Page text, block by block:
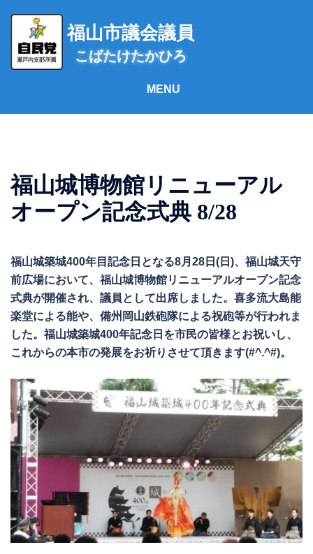
ス
福山市議会議員
こばたけたかひろ
福山城博物館リニューアル
オープン記念式典 8/28
福山城築城400年目記念日となる8月28日(日)、福山城天守
前広場において、福山城博物館リニューアルオープン記念
式典が開催され、議員として出席しました。喜多流大島能
楽堂による能や、備州岡山鉄砲隊による祝砲等が行われま
した。福山城築城400年記念日を市民の皆様とお祝いし、
これからの本市の発展をお祈りさせて頂きます(#^.^#)。